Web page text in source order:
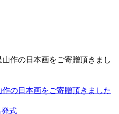
の日本画をご寄贈頂きました
発式